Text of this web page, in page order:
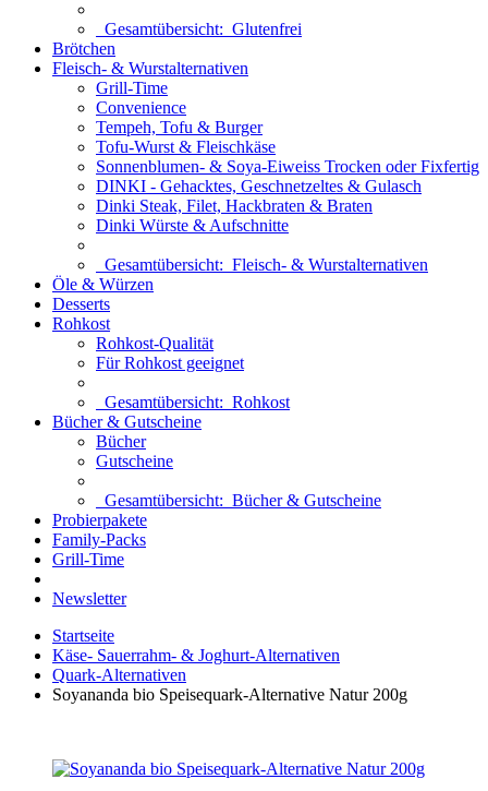
Gesamtübersicht: Glutenfrei
Brötchen
Fleisch- & Wurstalternativen
Grill-Time
Convenience
Tempeh, Tofu & Burger
Tofu-Wurst & Fleischkäse
Sonnenblumen- & Soya-Eiweiss Trocken oder Fixfertig
DINKI - Gehacktes, Geschnetzeltes & Gulasch
Dinki Steak, Filet, Hackbraten & Braten
Dinki Würste & Aufschnitte
Gesamtübersicht: Fleisch- & Wurstalternativen
Öle & Würzen
Desserts
Rohkost
Rohkost-Qualität
Für Rohkost geeignet
Gesamtübersicht: Rohkost
Bücher & Gutscheine
Bücher
Gutscheine
Gesamtübersicht: Bücher & Gutscheine
Probierpakete
Family-Packs
Grill-Time
Newsletter
Startseite
Käse- Sauerrahm- & Joghurt-Alternativen
Quark-Alternativen
Soyananda bio Speisequark-Alternative Natur 200g